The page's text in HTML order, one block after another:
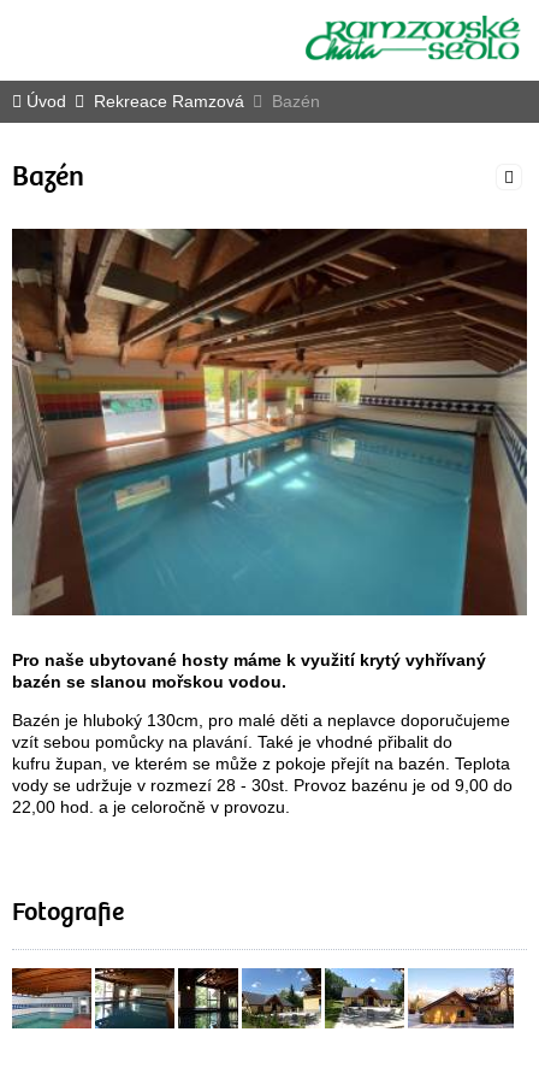
Úvod Rekreace Ramzová Bazén
Bazén
Pro naše ubytované hosty máme k využití krytý vyhřívaný
bazén se slanou mořskou vodou.
Bazén je hluboký 130cm, pro malé děti a neplavce doporučujeme
vzít sebou pomůcky na plavání. Také je vhodné přibalit do
kufru župan, ve kterém se může z pokoje přejít na bazén. Teplota
vody se udržuje v rozmezí 28 - 30st. Provoz bazénu je od 9,00 do
22,00 hod. a je celoročně v provozu.
Fotografie